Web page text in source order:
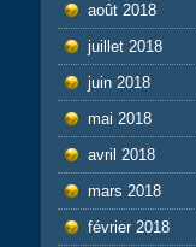
août 2018
juillet 2018
juin 2018
mai 2018
avril 2018
mars 2018
février 2018